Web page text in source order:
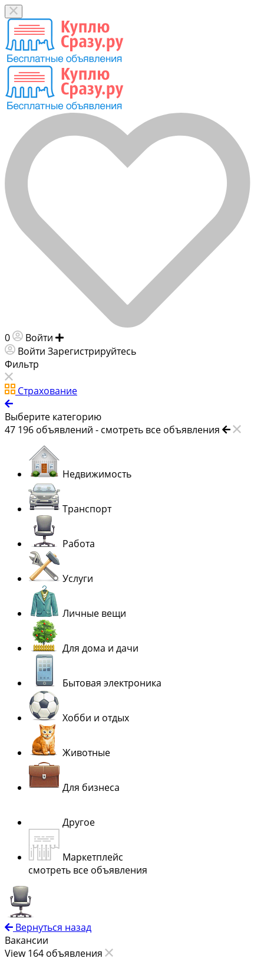
0 Войти
Войти Зарегистрируйтесь
Фильтр
Страхование
Выберите категорию
47 196 объявлений - смотреть все объявления
Недвижимость
Транспорт
Работа
Услуги
Личные вещи
Для дома и дачи
Бытовая электроника
Хобби и отдых
Животные
Для бизнеса
Другое
Маркетплейс
смотреть все объявления
Вернуться назад
Вакансии
View 164 объявления